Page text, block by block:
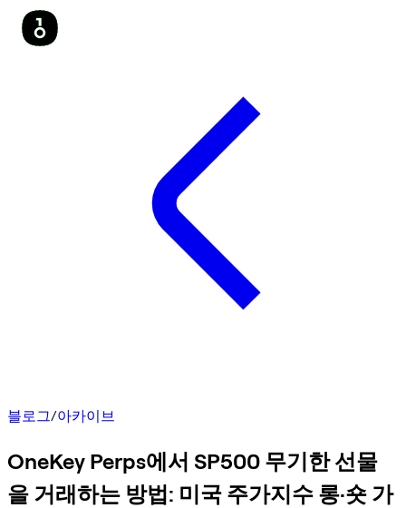
블로그/아카이브
OneKey Perps에서 SP500 무기한 선물
을 거래하는 방법: 미국 주가지수 롱·숏 가